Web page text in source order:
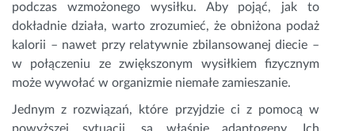
podczas wzmożonego wysiłku. Aby pojąć, jak to
dokładnie działa, warto zrozumieć, że obniżona podaż
kalorii – nawet przy relatywnie zbilansowanej diecie –
w połączeniu ze zwiększonym wysiłkiem fizycznym
może wywołać w organizmie niemałe zamieszanie.
Jednym z rozwiązań, które przyjdzie ci z pomocą w